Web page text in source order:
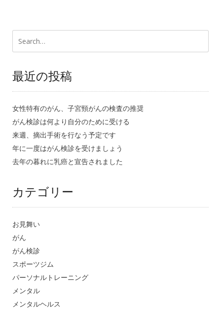
最近の投稿
女性特有のがん、子宮頸がんの検査の推奨
がん検診は何より自分のために受ける
来週、摘出手術を行なう予定です
年に一度はがん検診を受けましょう
去年の暮れに乳癌と宣告されました
カテゴリー
お見舞い
がん
がん検診
スポーツジム
パーソナルトレーニング
メンタル
メンタルヘルス